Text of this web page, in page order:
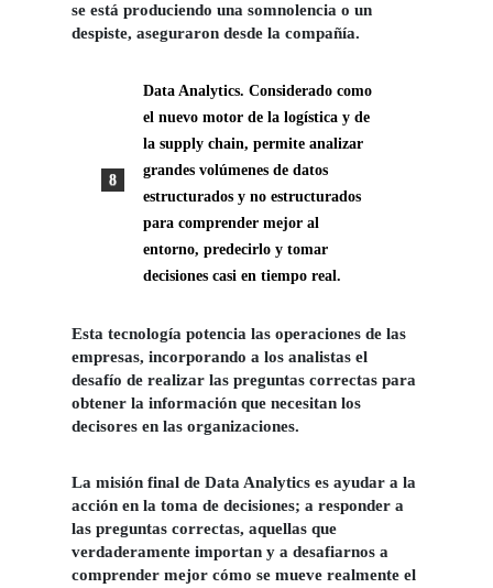
se está produciendo una somnolencia o un
despiste, aseguraron desde la compañía.
Data Analytics. Considerado como
el nuevo motor de la logística y de
la supply chain, permite analizar
grandes volúmenes de datos
estructurados y no estructurados
para comprender mejor al
entorno, predecirlo y tomar
decisiones casi en tiempo real.
Esta tecnología potencia las operaciones de las
empresas, incorporando a los analistas el
desafío de realizar las preguntas correctas para
obtener la información que necesitan los
decisores en las organizaciones.
La misión final de Data Analytics es ayudar a la
acción en la toma de decisiones; a responder a
las preguntas correctas, aquellas que
verdaderamente importan y a desafiarnos a
comprender mejor cómo se mueve realmente el